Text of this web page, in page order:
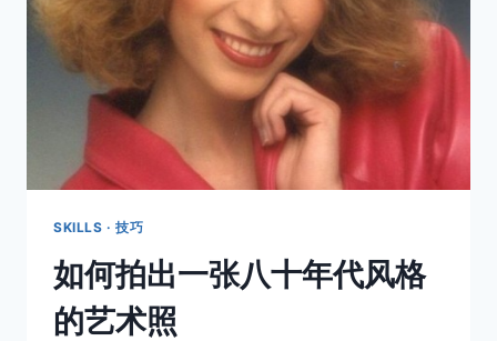
样
拍
出
化
的
SKILLS · 技巧
如何拍出一张八十年代风格
的艺术照